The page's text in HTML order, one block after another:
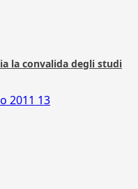
la convalida degli studi
2011 13